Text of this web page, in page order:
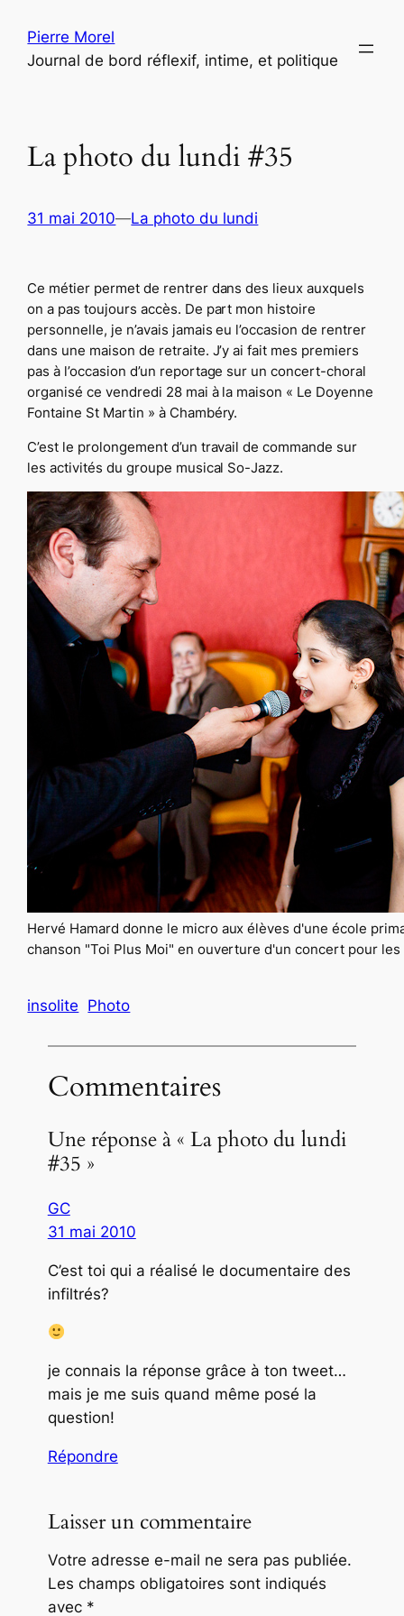
contenu
Pierre Morel
Journal de bord réflexif, intime, et politique
La photo du lundi #35
31 mai 2010—La photo du lundi
Ce métier permet de rentrer dans des lieux auxquels
on a pas toujours accès. De part mon histoire
personnelle, je n’avais jamais eu l’occasion de rentrer
dans une maison de retraite. J’y ai fait mes premiers
pas à l’occasion d’un reportage sur un concert-choral
organisé ce vendredi 28 mai à la maison « Le Doyenne
Fontaine St Martin » à Chambéry.
C’est le prolongement d’un travail de commande sur
les activités du groupe musical So-Jazz.
Hervé Hamard donne le micro aux élèves d'une école
chanson "Toi Plus Moi" en ouverture d'un concert pour
insolite Photo
Commentaires
Une réponse à « La photo du lundi
#35 »
GC
31 mai 2010
C’est toi qui a réalisé le documentaire des
infiltrés?
je connais la réponse grâce à ton tweet…
mais je me suis quand même posé la
question!
Répondre
Laisser un commentaire
Votre adresse e-mail ne sera pas publiée.
Les champs obligatoires sont indiqués
avec *